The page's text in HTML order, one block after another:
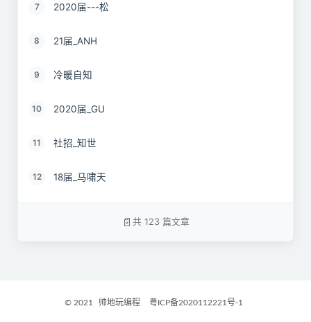
7 2020届---松
8 21届_ANH
9 冷暖自知
10 2020届_GU
11 社招_知世
12 18届_马啸天
共 123 篇文章
© 2021 帅地玩编程 粤ICP备2020112221号-1